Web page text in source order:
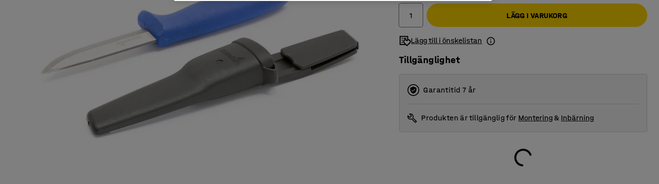
LÄGG I VARUKORG
Lägg till i önskelistan
Tillgänglighet
Garantitid 7 år
Produkten är tillgänglig för Montering& Inbärning